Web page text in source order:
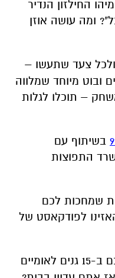
התפוצות
לפודקאסט של
ארבל
סלולרי חכם שבו